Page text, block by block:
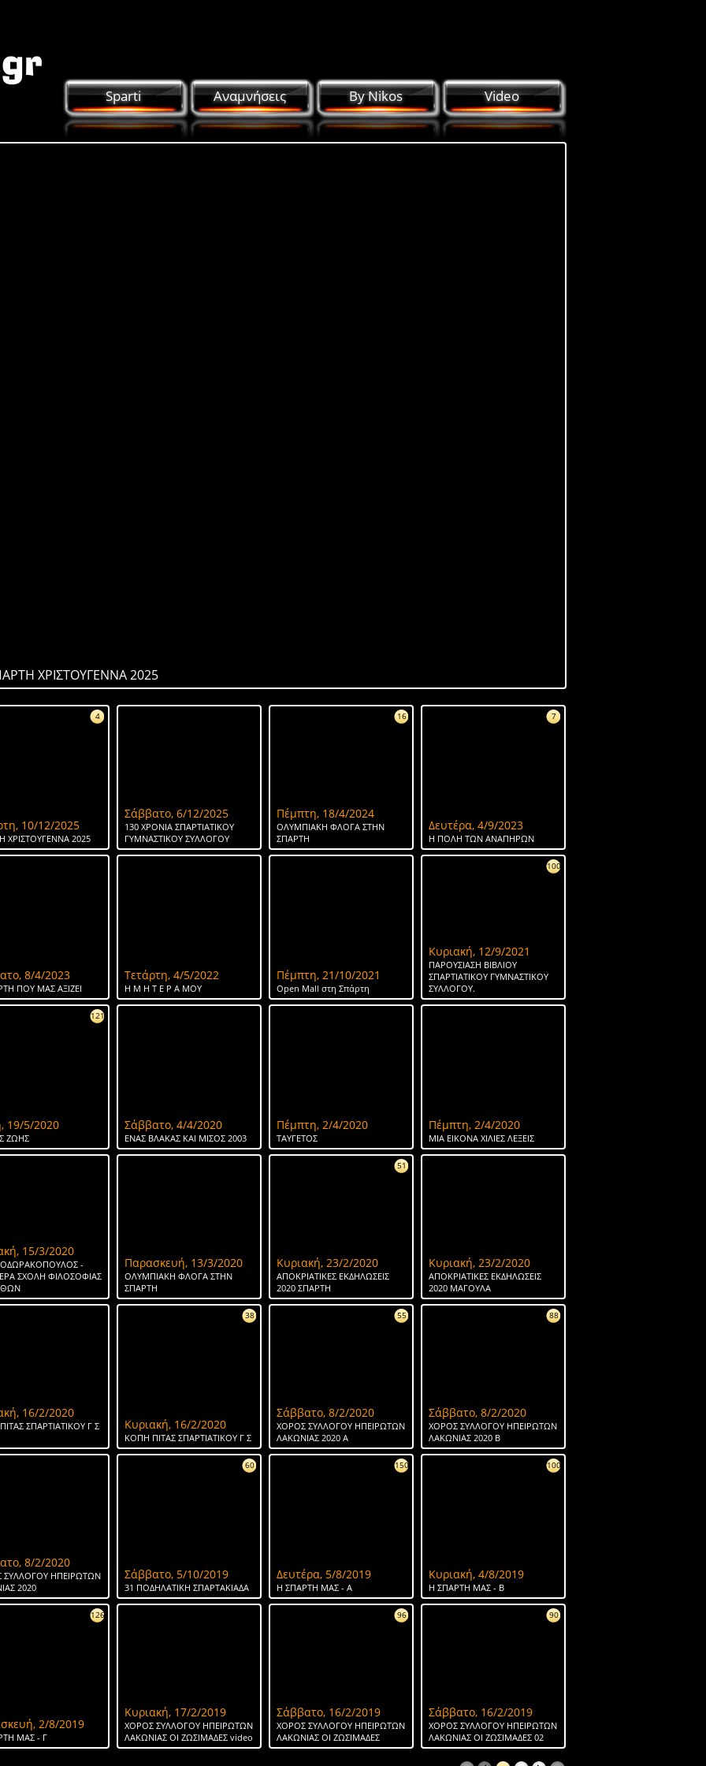
Sparti Αναμνήσεις By Nikos Video
ΧΡΙΣΤΟΥΓΕΝΝΑ 2025
4
10/12/2025
ΧΡΙΣΤΟΥΓΕΝΝΑ 2025
Σάββατο, 6/12/2025
130 ΧΡΟΝΙΑ ΣΠΑΡΤΙΑΤΙΚΟΥ
ΓΥΜΝΑΣΤΙΚΟΥ ΣΥΛΛΟΓΟΥ
16
Πέμπτη, 18/4/2024
ΟΛΥΜΠΙΑΚΗ ΦΛΟΓΑ ΣΤΗΝ
ΣΠΑΡΤΗ
7
Δευτέρα, 4/9/2023
Η ΠΟΛΗ ΤΩΝ ΑΝΑΠΗΡΩΝ
8/4/2023
ΠΟΥ ΜΑΣ ΑΞΙΖΕΙ
Τετάρτη, 4/5/2022
Η Μ Η Τ Ε Ρ Α ΜΟΥ
Πέμπτη, 21/10/2021
Open Mall στη Σπάρτη
100
Κυριακή, 12/9/2021
ΠΑΡΟΥΣΙΑΣΗ ΒΙΒΛΙΟΥ
ΣΠΑΡΤΙΑΤΙΚΟΥ ΓΥΜΝΑΣΤΙΚΟΥ
ΣΥΛΛΟΓΟΥ.
121
19/5/2020
ΖΩΗΣ
Σάββατο, 4/4/2020
ΕΝΑΣ ΒΛΑΚΑΣ ΚΑΙ ΜΙΣΟΣ 2003
Πέμπτη, 2/4/2020
ΤΑΥΓΕΤΟΣ
Πέμπτη, 2/4/2020
ΜΙΑ ΕΙΚΟΝΑ ΧΙΛΙΕΣ ΛΕΞΕΙΣ
15/3/2020
-
ΣΧΟΛΗ ΦΙΛΟΣΟΦΙΑΣ
Παρασκευή, 13/3/2020
ΟΛΥΜΠΙΑΚΗ ΦΛΟΓΑ ΣΤΗΝ
ΣΠΑΡΤΗ
51
Κυριακή, 23/2/2020
ΑΠΟΚΡΙΑΤΙΚΕΣ ΕΚΔΗΛΩΣΕΙΣ
2020 ΣΠΑΡΤΗ
Κυριακή, 23/2/2020
ΑΠΟΚΡΙΑΤΙΚΕΣ ΕΚΔΗΛΩΣΕΙΣ
2020 ΜΑΓΟΥΛΑ
16/2/2020
ΣΠΑΡΤΙΑΤΙΚΟΥ Γ Σ
38
Κυριακή, 16/2/2020
ΚΟΠΗ ΠΙΤΑΣ ΣΠΑΡΤΙΑΤΙΚΟΥ Γ Σ
55
Σάββατο, 8/2/2020
ΧΟΡΟΣ ΣΥΛΛΟΓΟΥ ΗΠΕΙΡΩΤΩΝ
ΛΑΚΩΝΙΑΣ 2020 Α
88
Σάββατο, 8/2/2020
ΧΟΡΟΣ ΣΥΛΛΟΓΟΥ ΗΠΕΙΡΩΤΩΝ
ΛΑΚΩΝΙΑΣ 2020 Β
8/2/2020
ΣΥΛΛΟΓΟΥ ΗΠΕΙΡΩΤΩΝ
2020
60
Σάββατο, 5/10/2019
31 ΠΟΔΗΛΑΤΙΚΗ ΣΠΑΡΤΑΚΙΑΔΑ
150
Δευτέρα, 5/8/2019
H ΣΠΑΡΤΗ ΜΑΣ - Α
100
Κυριακή, 4/8/2019
H ΣΠΑΡΤΗ ΜΑΣ - Β
126
2/8/2019
ΜΑΣ - Γ
Κυριακή, 17/2/2019
ΧΟΡΟΣ ΣΥΛΛΟΓΟΥ ΗΠΕΙΡΩΤΩΝ
ΛΑΚΩΝΙΑΣ ΟΙ ΖΩΣΙΜΑΔΕΣ video
96
Σάββατο, 16/2/2019
ΧΟΡΟΣ ΣΥΛΛΟΓΟΥ ΗΠΕΙΡΩΤΩΝ
ΛΑΚΩΝΙΑΣ ΟΙ ΖΩΣΙΜΑΔΕΣ
90
Σάββατο, 16/2/2019
ΧΟΡΟΣ ΣΥΛΛΟΓΟΥ ΗΠΕΙΡΩΤΩΝ
ΛΑΚΩΝΙΑΣ ΟΙ ΖΩΣΙΜΑΔΕΣ 02